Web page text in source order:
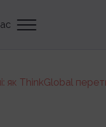
як ThinkGlobal